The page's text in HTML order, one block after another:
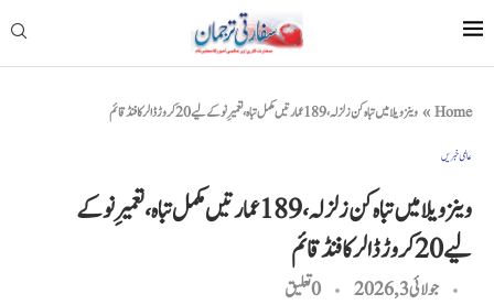
Home
» وینزویلا میں تباہ کن زلزلہ، 189 عمارتیں مکمل تباہ، تعمیرِ نو کے لیے 20 کروڑ ڈالر کا فنڈ قائم
عالمی خبریں
وینزویلا میں تباہ کن زلزلہ، 189 عمارتیں مکمل تباہ، تعمیرِ نو کے
لیے 20 کروڑ ڈالر کا فنڈ قائم
جولائی 3, 2026 0 تعليق